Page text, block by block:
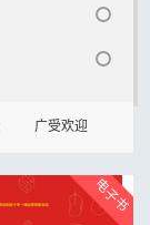
广受欢迎